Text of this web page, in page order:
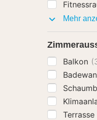
Mehr
Balkon
Terrasse